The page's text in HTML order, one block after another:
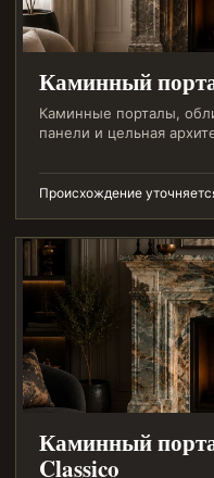
Каминный
Каминные порталы,
панели и цельная
Происхождение
Каминный
Classico